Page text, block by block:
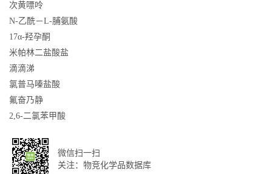
次黄嘌呤
N-乙酰－L-脯氨酸
17α-羟孕酮
米帕林二盐酸盐
滴滴涕
氯普马嗪盐酸
氟奋乃静
2,6-二氯苯甲酸
微信扫一扫
关注：物竞化学品数据库